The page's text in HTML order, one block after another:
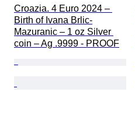
Croazia. 4 Euro 2024 –
Birth of Ivana Brlic-
Mazuranic – 1 oz Silver
coin – Ag .9999 - PROOF